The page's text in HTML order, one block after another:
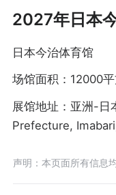
2027年日本
日本今治体育馆
场馆面积：12000
展馆地址：亚洲-
Prefecture,
声明：本页面所有信息